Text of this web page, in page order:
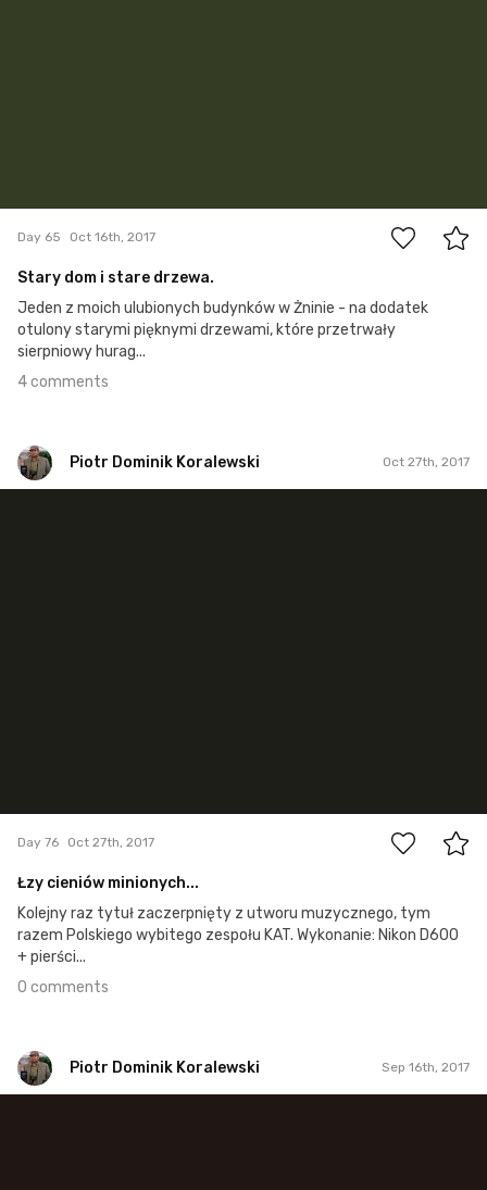
Day 65 Oct 16th, 2017
Stary dom i stare drzewa.
Jeden z moich ulubionych budynków w Żninie - na dodatek
otulony starymi pięknymi drzewami, które przetrwały
sierpniowy hurag...
4 comments
Piotr Dominik Koralewski Oct 27th, 2017
Day 76 Oct 27th, 2017
Łzy cieniów minionych...
Kolejny raz tytuł zaczerpnięty z utworu muzycznego, tym
razem Polskiego wybitego zespołu KAT. Wykonanie: Nikon D600
+ pierści...
0 comments
Piotr Dominik Koralewski Sep 16th, 2017